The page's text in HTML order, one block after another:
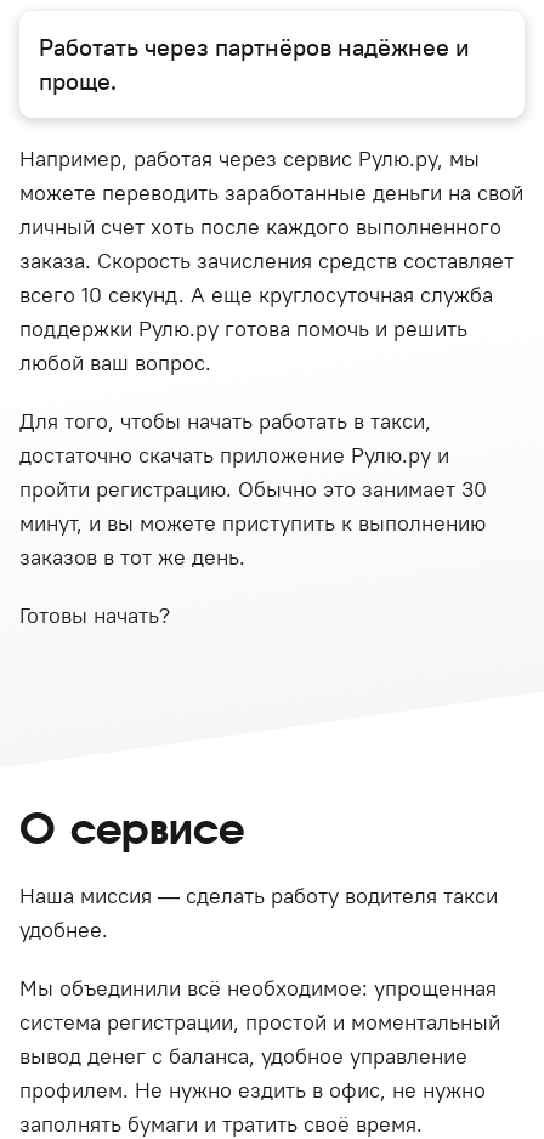
Работать через партнёров надёжнее и
проще.
Например, работая через сервис Рулю.ру, мы
можете переводить заработанные деньги на свой
личный счет хоть после каждого выполненного
заказа. Скорость зачисления средств составляет
всего 10 секунд. А еще круглосуточная служба
поддержки Рулю.ру готова помочь и решить
любой ваш вопрос.
Для того, чтобы начать работать в такси,
достаточно скачать приложение Рулю.ру и
пройти регистрацию. Обычно это занимает 30
минут, и вы можете приступить к выполнению
заказов в тот же день.
Готовы начать?
О сервисе
Наша миссия — сделать работу водителя такси
удобнее.
Мы объединили всё необходимое: упрощенная
система регистрации, простой и моментальный
вывод денег с баланса, удобное управление
профилем. Не нужно ездить в офис, не нужно
заполнять бумаги и тратить своё время.